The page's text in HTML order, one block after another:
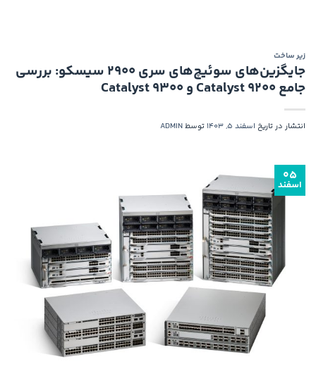
زیر ساخت
جایگزین‌های سوئیچ‌های سری 2900 سیسکو: بررسی
جامع Catalyst 9200 و Catalyst 9300
انتشار در تاریخ اسفند 5, 1403 توسطADMIN
۰۵
اسفند